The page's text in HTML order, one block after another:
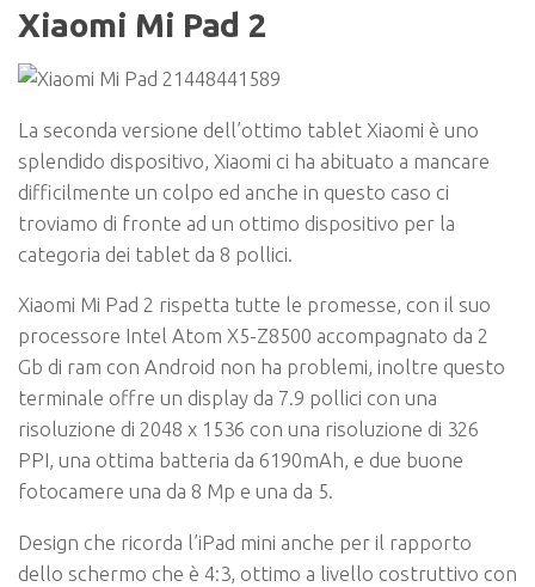
Xiaomi Mi Pad 2
La seconda versione dell’ottimo tablet Xiaomi è uno
splendido dispositivo, Xiaomi ci ha abituato a mancare
difficilmente un colpo ed anche in questo caso ci
troviamo di fronte ad un ottimo dispositivo per la
categoria dei tablet da 8 pollici.
Xiaomi Mi Pad 2 rispetta tutte le promesse, con il suo
processore Intel Atom X5-Z8500 accompagnato da 2
Gb di ram con Android non ha problemi, inoltre questo
terminale offre un display da 7.9 pollici con una
risoluzione di 2048 x 1536 con una risoluzione di 326
PPI, una ottima batteria da 6190mAh, e due buone
fotocamere una da 8 Mp e una da 5.
Design che ricorda l’iPad mini anche per il rapporto
dello schermo che è 4:3, ottimo a livello costruttivo con